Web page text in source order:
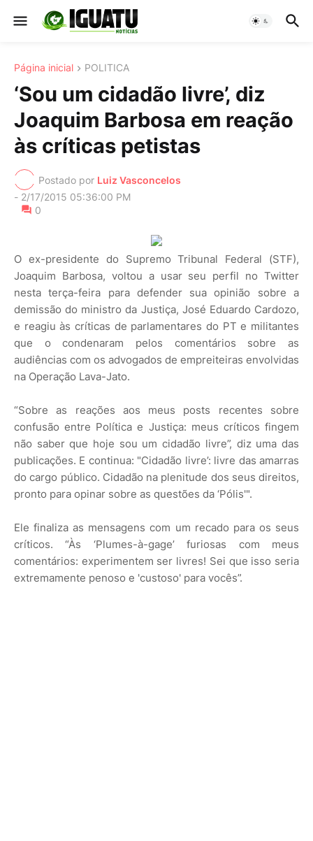
Página inicial POLITICA
‘Sou um cidadão livre’, diz
Joaquim Barbosa em reação
às críticas petistas
Postado por Luiz Vasconcelos
- 2/17/2015 05:36:00 PM
0
O ex-presidente do Supremo Tribunal Federal (STF),
Joaquim Barbosa, voltou a usar seu perfil no Twitter
nesta terça-feira para defender sua opinião sobre a
demissão do ministro da Justiça, José Eduardo Cardozo,
e reagiu às críticas de parlamentares do PT e militantes
que o condenaram pelos comentários sobre as
audiências com os advogados de empreiteiras envolvidas
na Operação Lava-Jato.
“Sobre as reações aos meus posts recentes sobre
confusão entre Política e Justiça: meus críticos fingem
não saber que hoje sou um cidadão livre”, diz uma das
publicações. E continua: "Cidadão livre’: livre das amarras
do cargo público. Cidadão na plenitude dos seus direitos,
pronto para opinar sobre as questões da ‘Pólis'".
Ele finaliza as mensagens com um recado para os seus
críticos. “Às ‘Plumes-à-gage’ furiosas com meus
comentários: experimentem ser livres! Sei que isso seria
extremamente penoso e 'custoso' para vocês”.